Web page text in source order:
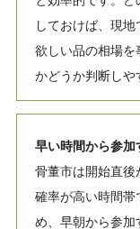
しておけば、現地
欲しい品の相場
かどうか判断しや
早い時間から参加
骨董市は開始直
確率が高い時間
め、早朝から参